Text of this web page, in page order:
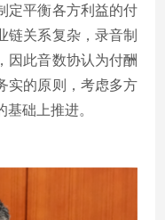
定平衡各方利益的付
链关系复杂，录音制
因此音数协认为付酬
实的原则，考虑多方
础上推进。